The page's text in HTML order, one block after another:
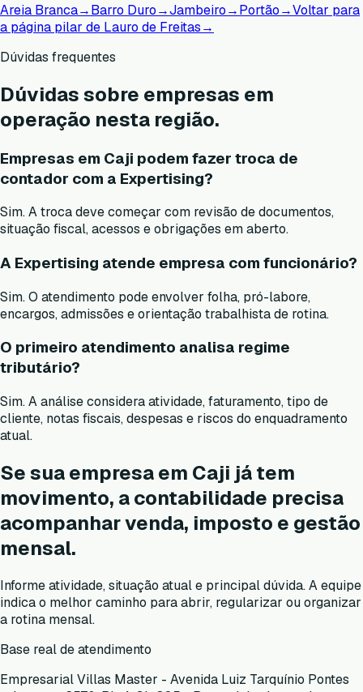
Areia Branca→Barro Duro→Jambeiro→Portão→Voltar para
a página pilar de Lauro de Freitas→
Dúvidas frequentes
Dúvidas sobre empresas em
operação nesta região.
Empresas em Caji podem fazer troca de
contador com a Expertising?
Sim. A troca deve começar com revisão de documentos,
situação fiscal, acessos e obrigações em aberto.
A Expertising atende empresa com funcionário?
Sim. O atendimento pode envolver folha, pró-labore,
encargos, admissões e orientação trabalhista de rotina.
O primeiro atendimento analisa regime
tributário?
Sim. A análise considera atividade, faturamento, tipo de
cliente, notas fiscais, despesas e riscos do enquadramento
atual.
Se sua empresa em Caji já tem
movimento, a contabilidade precisa
acompanhar venda, imposto e gestão
mensal.
Informe atividade, situação atual e principal dúvida. A equipe
indica o melhor caminho para abrir, regularizar ou organizar
a rotina mensal.
Base real de atendimento
Empresarial Villas Master - Avenida Luiz Tarquínio Pontes